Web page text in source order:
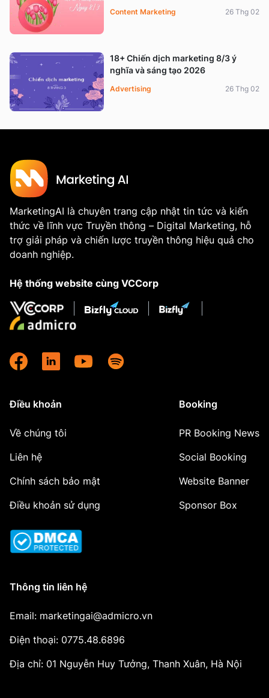
Content Marketing 26 Thg 02
18+ Chiến dịch marketing 8/3 ý
nghĩa và sáng tạo 2026
Advertising 26 Thg 02
MarketingAI là chuyên trang cập nhật tin tức và kiến
thức về lĩnh vực Truyền thông – Digital Marketing, hỗ
trợ giải pháp và chiến lược truyền thông hiệu quả cho
doanh nghiệp.
Hệ thống website cùng VCCorp
Điều khoản
Về chúng tôi
Liên hệ
Chính sách bảo mật
Điều khoản sử dụng
Booking
PR Booking News
Social Booking
Website Banner
Sponsor Box
Thông tin liên hệ
Email: marketingai@admicro.vn
Điện thoại: 0775.48.6896
Địa chỉ: 01 Nguyễn Huy Tưởng, Thanh Xuân, Hà Nội